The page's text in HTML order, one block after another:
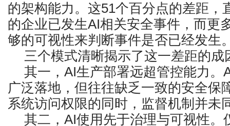
的架构能力。这51个百分点的差距，
的企业已发生AI相关安全事件，而更
够的可视性来判断事件是否已经发生
三个模式清晰揭示了这一差距的成
其一，AI生产部署远超管控能力。
广泛落地，但往往缺乏一致的安全保
系统访问权限的同时，监督机制并未
其二，AI使用先于治理与可视性。